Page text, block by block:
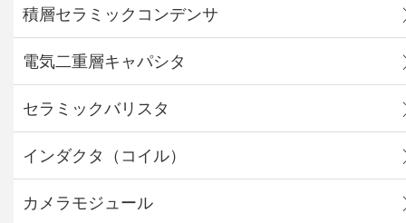
積層セラミックコンデンサ
電気二重層キャパシタ
セラミックバリスタ
インダクタ（コイル）
カメラモジュール